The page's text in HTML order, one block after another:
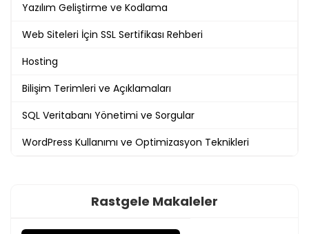
Yazılım Geliştirme ve Kodlama
Web Siteleri İçin SSL Sertifikası Rehberi
Hosting
Bilişim Terimleri ve Açıklamaları
SQL Veritabanı Yönetimi ve Sorgular
WordPress Kullanımı ve Optimizasyon Teknikleri
Rastgele Makaleler